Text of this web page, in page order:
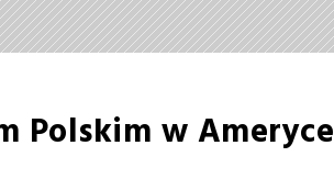
Polskim w Ameryce